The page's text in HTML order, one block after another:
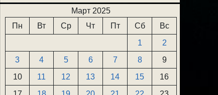
Март 2025
Пн
Вт Ср Чт Пт Сб
Вс
1
2
3
4 5 6 7 8
9
10
11 12 13 14 15
16